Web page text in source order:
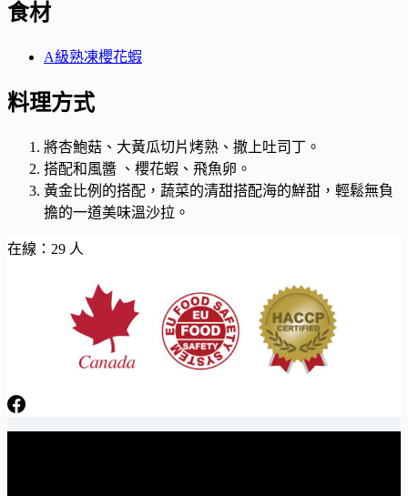
食材
A級熟凍櫻花蝦
料理方式
將杏鮑菇、大黃瓜切片烤熟、撒上吐司丁。
搭配和風醬 、櫻花蝦、飛魚卵。
黃金比例的搭配，蔬菜的清甜搭配海的鮮甜，輕鬆無負
擔的一道美味溫沙拉。
在線：29 人